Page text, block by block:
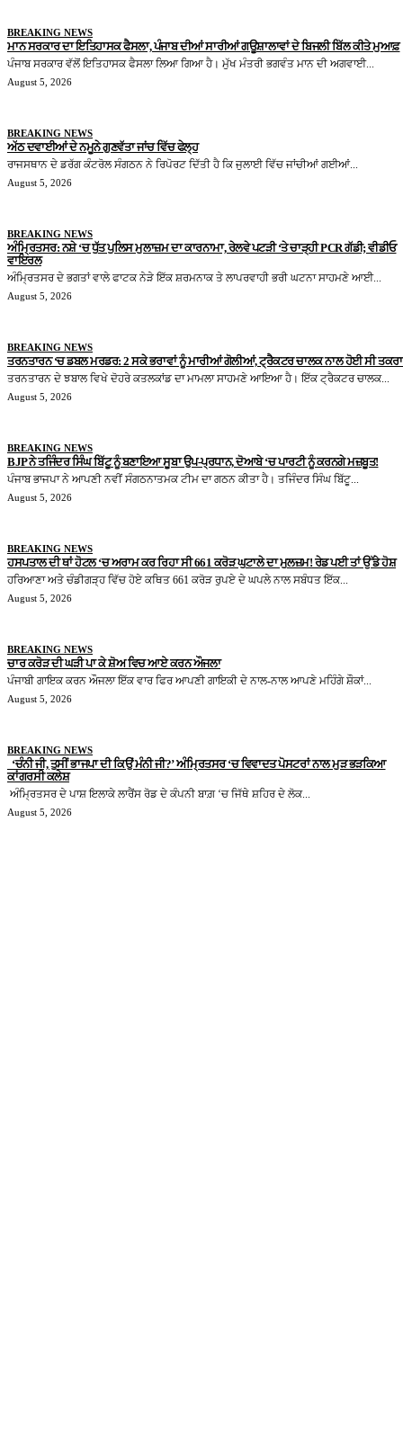
BREAKING NEWS
ਮਾਨ ਸਰਕਾਰ ਦਾ ਇਤਿਹਾਸਕ ਫੈਸਲਾ, ਪੰਜਾਬ ਦੀਆਂ ਸਾਰੀਆਂ ਗਊਸ਼ਾਲਾਵਾਂ ਦੇ ਬਿਜਲੀ ਬਿੱਲ ਕੀਤੇ ਮੁਆਫ਼
ਪੰਜਾਬ ਸਰਕਾਰ ਵੱਲੋਂ ਇਤਿਹਾਸਕ ਫੈਸਲਾ ਲਿਆ ਗਿਆ ਹੈ। ਮੁੱਖ ਮੰਤਰੀ ਭਗਵੰਤ ਮਾਨ ਦੀ ਅਗਵਾਈ...
August 5, 2026
BREAKING NEWS
ਅੱਠ ਦਵਾਈਆਂ ਦੇ ਨਮੂਨੇ ਗੁਣਵੱਤਾ ਜਾਂਚ ਵਿੱਚ ਫੇਲ੍ਹ
ਰਾਜਸਥਾਨ ਦੇ ਡਰੱਗ ਕੰਟਰੋਲ ਸੰਗਠਨ ਨੇ ਰਿਪੋਰਟ ਦਿੱਤੀ ਹੈ ਕਿ ਜੁਲਾਈ ਵਿੱਚ ਜਾਂਚੀਆਂ ਗਈਆਂ...
August 5, 2026
BREAKING NEWS
ਅੰਮ੍ਰਿਤਸਰ: ਨਸ਼ੇ ‘ਚ ਧੁੱਤ ਪੁਲਿਸ ਮੁਲਾਜ਼ਮ ਦਾ ਕਾਰਨਾਮਾ, ਰੇਲਵੇ ਪਟੜੀ ‘ਤੇ ਚਾੜ੍ਹੀ PCR ਗੱਡੀ; ਵੀਡੀਓ
ਵਾਇਰਲ
ਅੰਮ੍ਰਿਤਸਰ ਦੇ ਭਗਤਾਂ ਵਾਲੇ ਫਾਟਕ ਨੇੜੇ ਇੱਕ ਸ਼ਰਮਨਾਕ ਤੇ ਲਾਪਰਵਾਹੀ ਭਰੀ ਘਟਨਾ ਸਾਹਮਣੇ ਆਈ...
August 5, 2026
BREAKING NEWS
ਤਰਨਤਾਰਨ ‘ਚ ਡਬਲ ਮਰਡਰ: 2 ਸਕੇ ਭਰਾਵਾਂ ਨੂੰ ਮਾਰੀਆਂ ਗੋਲੀਆਂ, ਟ੍ਰੈਕਟਰ ਚਾਲਕ ਨਾਲ ਹੋਈ ਸੀ
ਤਰਨਤਾਰਨ ਦੇ ਝਬਾਲ ਵਿਖੇ ਦੋਹਰੇ ਕਤਲਕਾਂਡ ਦਾ ਮਾਮਲਾ ਸਾਹਮਣੇ ਆਇਆ ਹੈ। ਇੱਕ ਟ੍ਰੈਕਟਰ ਚਾਲਕ...
August 5, 2026
BREAKING NEWS
BJP ਨੇ ਤਜਿੰਦਰ ਸਿੰਘ ਬਿੱਟੂ ਨੂੰ ਬਣਾਇਆ ਸੂਬਾ ਉਪ-ਪ੍ਰਧਾਨ, ਦੋਆਬੇ ‘ਚ ਪਾਰਟੀ ਨੂੰ ਕਰਨਗੇ ਮਜ਼ਬੂਤ!
ਪੰਜਾਬ ਭਾਜਪਾ ਨੇ ਆਪਣੀ ਨਵੀਂ ਸੰਗਠਨਾਤਮਕ ਟੀਮ ਦਾ ਗਠਨ ਕੀਤਾ ਹੈ। ਤਜਿੰਦਰ ਸਿੰਘ ਬਿੱਟੂ...
August 5, 2026
BREAKING NEWS
ਹਸਪਤਾਲ ਦੀ ਥਾਂ ਹੋਟਲ ‘ਚ ਅਰਾਮ ਕਰ ਰਿਹਾ ਸੀ 661 ਕਰੋੜ ਘੁਟਾਲੇ ਦਾ ਮੁਲਜ਼ਮ! ਰੇਡ ਪਈ ਤਾਂ ਉੱਡੇ ਹੋਸ਼
ਹਰਿਆਣਾ ਅਤੇ ਚੰਡੀਗੜ੍ਹ ਵਿੱਚ ਹੋਏ ਕਥਿਤ 661 ਕਰੋੜ ਰੁਪਏ ਦੇ ਘਪਲੇ ਨਾਲ ਸਬੰਧਤ ਇੱਕ...
August 5, 2026
BREAKING NEWS
ਚਾਰ ਕਰੋੜ ਦੀ ਘੜੀ ਪਾ ਕੇ ਸ਼ੋਅ ਵਿਚ ਆਏ ਕਰਨ ਔਜਲਾ
ਪੰਜਾਬੀ ਗਾਇਕ ਕਰਨ ਔਜਲਾ ਇੱਕ ਵਾਰ ਫਿਰ ਆਪਣੀ ਗਾਇਕੀ ਦੇ ਨਾਲ-ਨਾਲ ਆਪਣੇ ਮਹਿੰਗੇ ਸ਼ੌਕਾਂ...
August 5, 2026
BREAKING NEWS
‘ਚੰਨੀ ਜੀ, ਤੁਸੀਂ ਭਾਜਪਾ ਦੀ ਕਿਉਂ ਮੰਨੀ ਜੀ?’ ਅੰਮ੍ਰਿਤਸਰ ‘ਚ ਵਿਵਾਦਤ ਪੋਸਟਰਾਂ ਨਾਲ ਮੁੜ ਭੜਕਿਆ
ਕਾਂਗਰਸੀ ਕਲੇਸ਼
ਅੰਮ੍ਰਿਤਸਰ ਦੇ ਪਾਸ਼ ਇਲਾਕੇ ਲਾਰੈਂਸ ਰੋਡ ਦੇ ਕੰਪਨੀ ਬਾਗ਼ ‘ਚ ਜਿੱਥੇ ਸ਼ਹਿਰ ਦੇ ਲੋਕ...
August 5, 2026